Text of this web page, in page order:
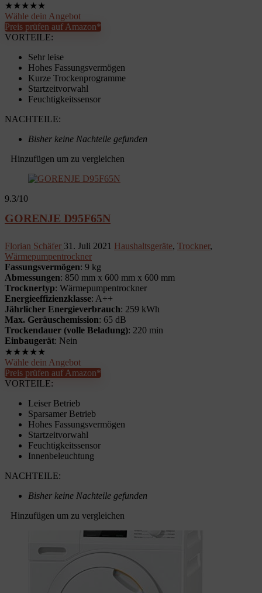
★★★★★
Wähle dein Angebot
Preis prüfen auf Amazon*
VORTEILE:
Sehr leise
Hohes Fassungsvermögen
Kurze Trockenprogramme
Startzeitvorwahl
Feuchtigkeitssensor
NACHTEILE:
Bisher keine Nachteile gefunden
Hinzufügen um zu vergleichen
9.3/10
GORENJE D95F65N
Florian Schäfer 31. Juli 2021 Haushaltsgeräte, Trockner,
Wärmepumpentrockner
Fassungsvermögen: 9 kg
Abmessungen: 850 mm x 600 mm x 600 mm
Trocknertyp: Wärmepumpentrockner
Energieeffizienzklasse: A++
Jährlicher Energieverbrauch: 259 kWh
Max. Geräuschemission: 65 dB
Trockendauer (volle Beladung): 220 min
Einbaugerät: Nein
★★★★★
Wähle dein Angebot
Preis prüfen auf Amazon*
VORTEILE:
Leiser Betrieb
Sparsamer Betrieb
Hohes Fassungsvermögen
Startzeitvorwahl
Feuchtigkeitssensor
Innenbeleuchtung
NACHTEILE:
Bisher keine Nachteile gefunden
Hinzufügen um zu vergleichen